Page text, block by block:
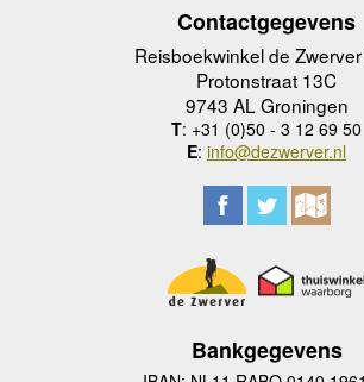
Contactgegevens
Reisboekwinkel de Zwerver
Protonstraat 13C
9743 AL Groningen
T: +31 (0)50 - 3 12 69 50
E: info@dezwerver.nl
Bankgegevens